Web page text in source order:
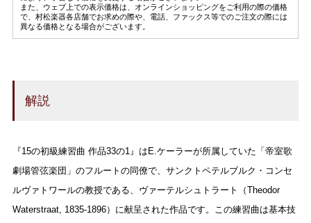
また、ウェブ上での表示価格は、オンラインショッピングをご利用の際の価格
で、村松楽器各店舗でお求めの際や、電話、ファックス等でのご注文の際には
異なる価格となる場合がございます。
解説
『15の初級練習曲 作品33の1』はE.ケーラーが所属していた「帝室歌
劇場管弦楽団」のフルートの同僚で、サンクトペテルブルク・コンセ
ルヴァトワールの教授である、ヴァーテルシュトラート（Theodor
Waterstraat, 1835-1896）に献呈された作品です。この練習曲は基本技